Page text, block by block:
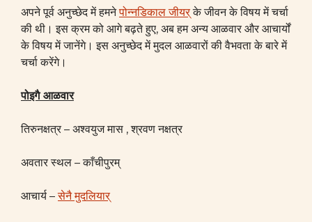
अपने पूर्व अनुच्छेद में हमनेपोन्नडिकाल जीयर्के जीवन के विषय में चर्चा
की थी। इस क्रम को आगे बढ़ते हुए, अब हम अन्य आळवार और आचार्यों
के विषय में जानेंगे। इस अनुच्छेद में मुदल आळवारों की वैभवता के बारे में
चर्चा करेंगे।
पोइगै आळवार
तिरुनक्षत्र – अश्वयुज मास , श्रवण नक्षत्र
अवतार स्थल – काँचीपुरम्
आचार्य –सेनै मुदलियार्